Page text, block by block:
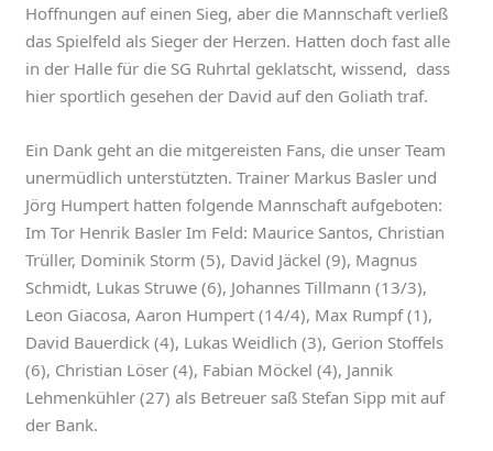
Hoffnungen auf einen Sieg, aber die Mannschaft verließ
das Spielfeld als Sieger der Herzen. Hatten doch fast alle
in der Halle für die SG Ruhrtal geklatscht, wissend, dass
hier sportlich gesehen der David auf den Goliath traf.
Ein Dank geht an die mitgereisten Fans, die unser Team
unermüdlich unterstützten. Trainer Markus Basler und
Jörg Humpert hatten folgende Mannschaft aufgeboten:
Im Tor Henrik Basler Im Feld: Maurice Santos, Christian
Trüller, Dominik Storm (5), David Jäckel (9), Magnus
Schmidt, Lukas Struwe (6), Johannes Tillmann (13/3),
Leon Giacosa, Aaron Humpert (14/4), Max Rumpf (1),
David Bauerdick (4), Lukas Weidlich (3), Gerion Stoffels
(6), Christian Löser (4), Fabian Möckel (4), Jannik
Lehmenkühler (27) als Betreuer saß Stefan Sipp mit auf
der Bank.